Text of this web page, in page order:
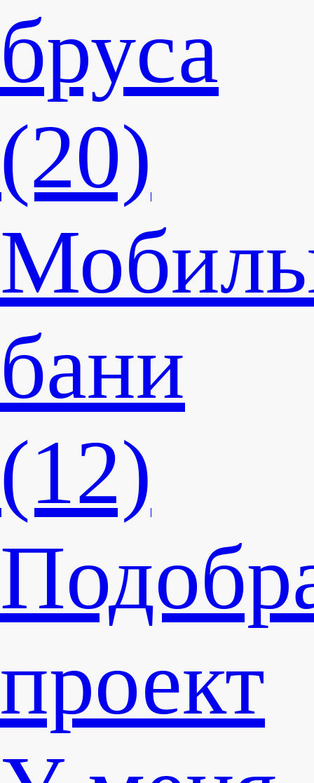
бруса
(20)
бани
(12)
проект